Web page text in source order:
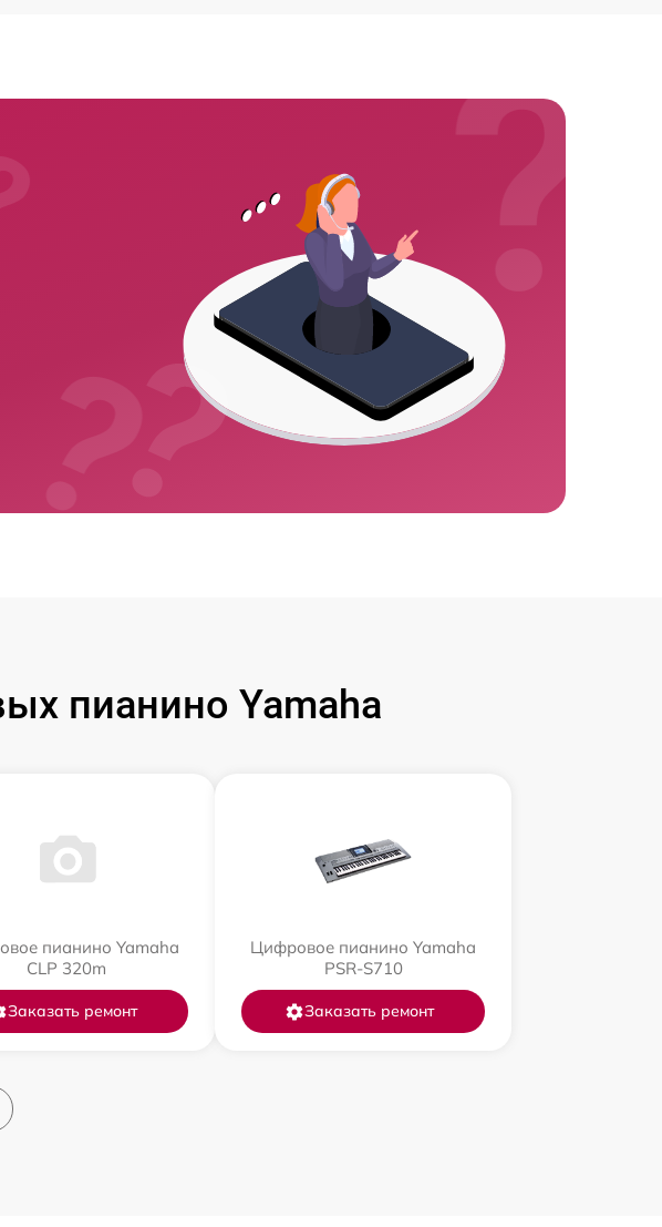
пианино Yamaha
пианино Yamaha
CLP 320m
Заказать ремонт
Цифровое пианино Yamaha
PSR-S710
Заказать ремонт